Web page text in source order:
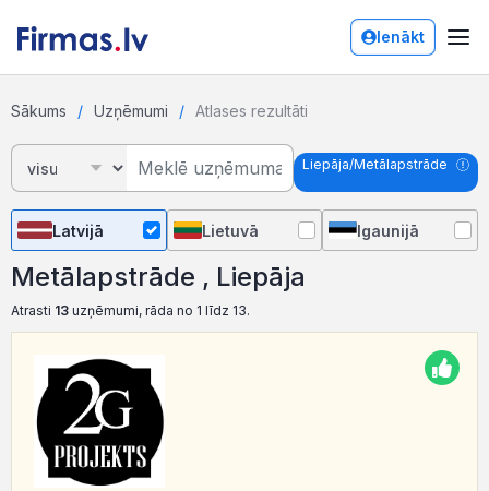
Ienākt
Sākums Uzņēmumi Atlases rezultāti
Liepāja/Metālapstrāde
Latvijā Lietuvā Igaunijā
Metālapstrāde , Liepāja
Atrasti 13 uzņēmumi, rāda no 1 līdz 13.